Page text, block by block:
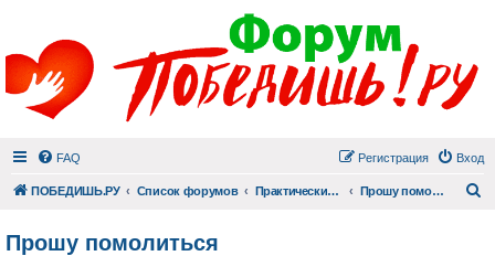
FAQ Вход
Регистрация
ПОБЕДИШЬ.РУ Список форумов Практический раздел Прошу помолиться
Прошу помолиться